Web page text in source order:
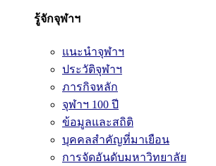
รู้จักจุฬาฯ
แนะนำจุฬาฯ
ประวัติจุฬาฯ
ภารกิจหลัก
จุฬาฯ 100 ปี
ข้อมูลและสถิติ
บุคคลสำคัญที่มาเยือน
การจัดอันดับมหาวิทยาลัย